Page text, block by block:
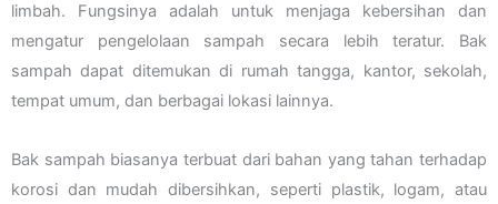
limbah. Fungsinya adalah untuk menjaga kebersihan dan
mengatur pengelolaan sampah secara lebih teratur. Bak
sampah dapat ditemukan di rumah tangga, kantor, sekolah,
tempat umum, dan berbagai lokasi lainnya.
Bak sampah biasanya terbuat dari bahan yang tahan terhadap
korosi dan mudah dibersihkan, seperti plastik, logam, atau